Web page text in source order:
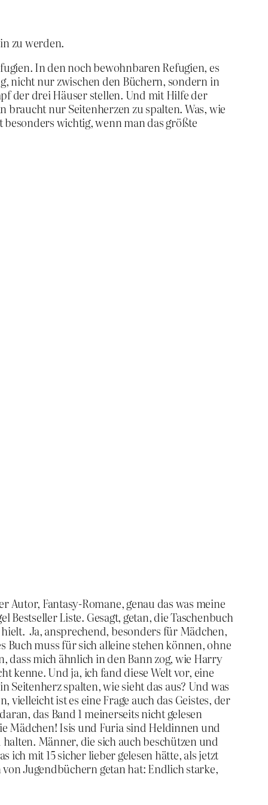
zu werden.
In den noch bewohnbaren Refugien, es
nicht nur zwischen den Büchern, sondern in
der drei Häuser stellen. Und mit Hilfe der
nur Seitenherzen zu spalten. Was, wie
wichtig, wenn man das größte
Fantasy-Romane, genau das was meine
Liste. Gesagt, getan, die Taschenbuch
Ja, ansprechend, besonders für Mädchen,
Buch muss für sich alleine stehen können, ohne
dass mich ähnlich in den Bann zog, wie Harry
kenne. Und ja, ich fand diese Welt vor, eine
spalten, wie sieht das aus? Und was
ist es eine Frage auch das Geistes, der
das Band 1 meinerseits nicht gelesen
Mädchen! Isis und Furia sind Heldinnen und
Männer, die sich auch beschützen und
mit 15 sicher lieber gelesen hätte, als jetzt
Jugendbüchern getan hat: Endlich starke,